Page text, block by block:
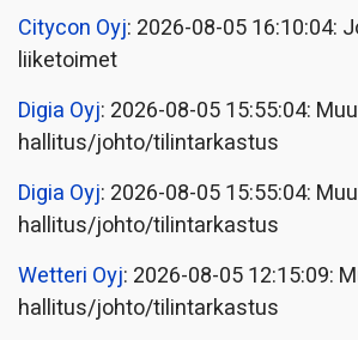
Citycon Oyj: 2026-08-05 16:10:04:
liiketoimet
Digia Oyj: 2026-08-05 15:55:04:
hallitus/johto/tilintarkastus
Digia Oyj: 2026-08-05 15:55:04:
hallitus/johto/tilintarkastus
Wetteri Oyj: 2026-08-05 12:15:09:
hallitus/johto/tilintarkastus